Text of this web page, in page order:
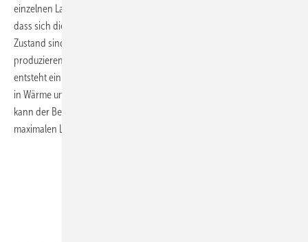
einzelnen Lamellen sind an beiden Seiten drehbar aufgehängt, so
dass sich die Jalousie öffnen und schließen lässt. Im geöffneten
Zustand sind die Solarthermischen Lamellen kaum zu sehen. Dann
produzieren sie aber auch keine Wärme. Im geschlossenen Zustand
entsteht ein kompletter Solarthermiekollektor, der die Sonnenstrahlen
in Wärme umwandelt. Das hat Vorteile: Wenn die Sonne nicht scheint,
kann der Bewohner des Gebäudes die Jalousie öffnen und so einen
maximalen Lichteintrag in den Raum ermöglichen.